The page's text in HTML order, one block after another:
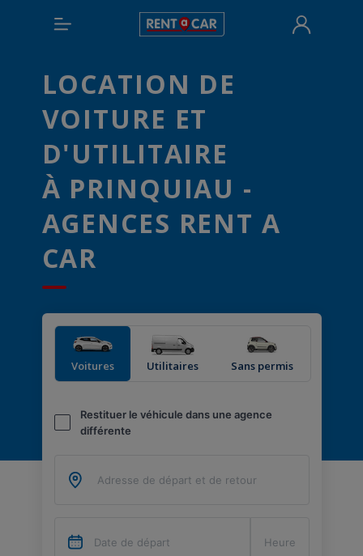
LOCATION DE
VOITURE ET
D'UTILITAIRE
À PRINQUIAU -
AGENCES RENT A
CAR
Voitures Utilitaires Sans permis
Restituer le véhicule dans une agence
différente